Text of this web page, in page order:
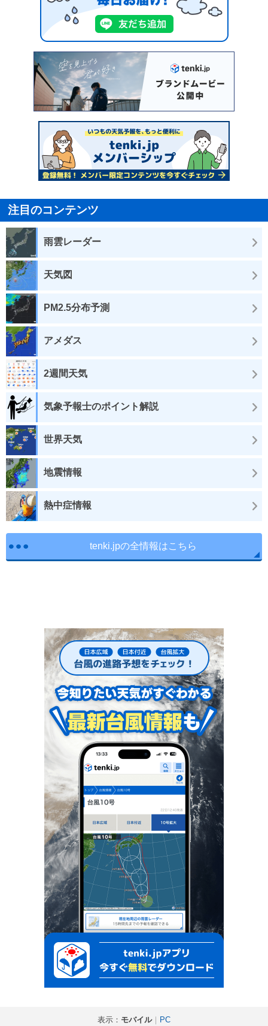
注目のコンテンツ
雨雲レーダー
天気図
PM2.5分布予測
アメダス
2週間天気
気象予報士のポイント解説
世界天気
地震情報
熱中症情報
tenki.jpの全情報はこちら
表示： モバイル｜ PC